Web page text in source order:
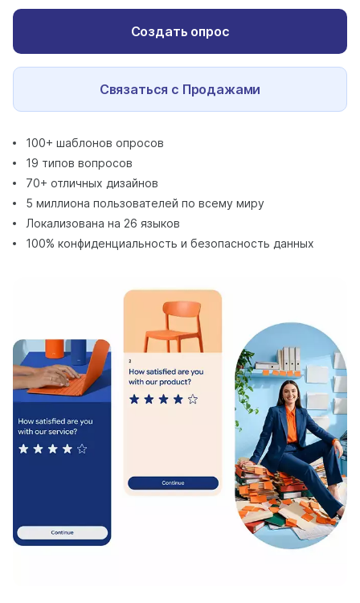
100+ шаблонов опросов
19 типов вопросов
70+ отличных дизайнов
5 миллиона пользователей по всему миру
Локализована на 26 языков
100% конфиденциальность и безопасность данных
Создать опрос
Связаться с Продажами